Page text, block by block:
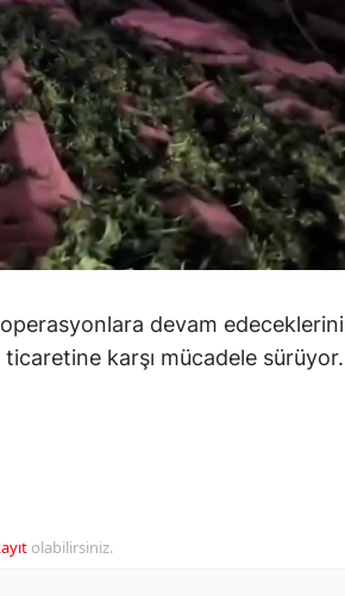
devam edeceklerini
ticaretine karşı mücadele sürüyor.
olabilirsiniz.